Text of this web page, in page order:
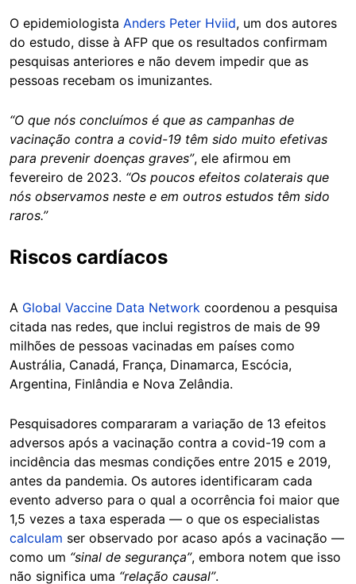
O epidemiologista Anders Peter Hviid, um dos autores
do estudo, disse à AFP que os resultados confirmam
pesquisas anteriores e não devem impedir que as
pessoas recebam os imunizantes.
“O que nós concluímos é que as campanhas de
vacinação contra a covid-19 têm sido muito efetivas
para prevenir doenças graves”, ele afirmou em
fevereiro de 2023. “Os poucos efeitos colaterais que
nós observamos neste e em outros estudos têm sido
raros.”
Riscos cardíacos
A Global Vaccine Data Network coordenou a pesquisa
citada nas redes, que inclui registros de mais de 99
milhões de pessoas vacinadas em países como
Austrália, Canadá, França, Dinamarca, Escócia,
Argentina, Finlândia e Nova Zelândia.
Pesquisadores compararam a variação de 13 efeitos
adversos após a vacinação contra a covid-19 com a
incidência das mesmas condições entre 2015 e 2019,
antes da pandemia. Os autores identificaram cada
evento adverso para o qual a ocorrência foi maior que
1,5 vezes a taxa esperada — o que os especialistas
calculam ser observado por acaso após a vacinação —
como um “sinal de segurança”, embora notem que isso
não significa uma “relação causal”.